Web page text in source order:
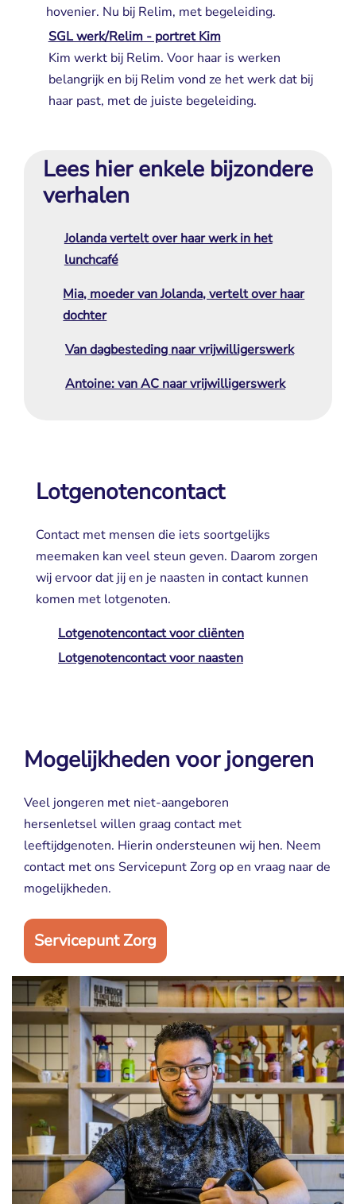
hovenier. Nu bij Relim, met begeleiding.
SGL werk/Relim - portret Kim
Kim werkt bij Relim. Voor haar is werken
belangrijk en bij Relim vond ze het werk dat bij
haar past, met de juiste begeleiding.
Lees hier enkele bijzondere
verhalen
Jolanda vertelt over haar werk in het
lunchcafé
Mia, moeder van Jolanda, vertelt over haar
dochter
Van dagbesteding naar vrijwilligerswerk
Antoine: van AC naar vrijwilligerswerk
Lotgenotencontact
Contact met mensen die iets soortgelijks
meemaken kan veel steun geven. Daarom zorgen
wij ervoor dat jij en je naasten in contact kunnen
komen met lotgenoten.
Lotgenotencontact voor cliënten
Lotgenotencontact voor naasten
Mogelijkheden voor jongeren
Veel jongeren met niet-aangeboren
hersenletsel willen graag contact met
leeftijdgenoten. Hierin ondersteunen wij hen. Neem
contact met ons Servicepunt Zorg op en vraag naar de
mogelijkheden.
Servicepunt Zorg